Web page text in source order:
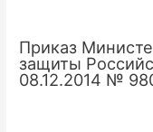
Приказ
защиты
08.12.2014 №